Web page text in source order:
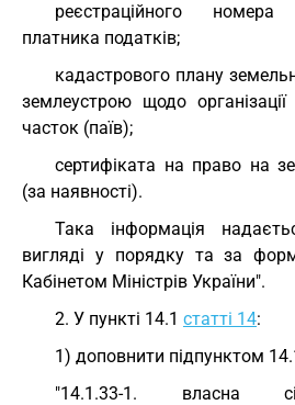
реєстраційного
платника податків;
кадастрового плану
землеустрою щодо організації
часток (паїв);
сертифіката на право на
(за наявності).
Така інформація
вигляді у порядку та за
Кабінетом Міністрів України".
2. У пункті 14.1 статті 14:
1) доповнити підпунктом
"14.1.33-1. власна